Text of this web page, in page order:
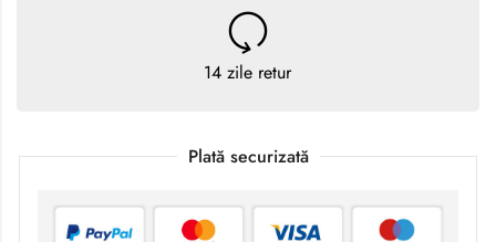
14 zile retur
Plată securizată